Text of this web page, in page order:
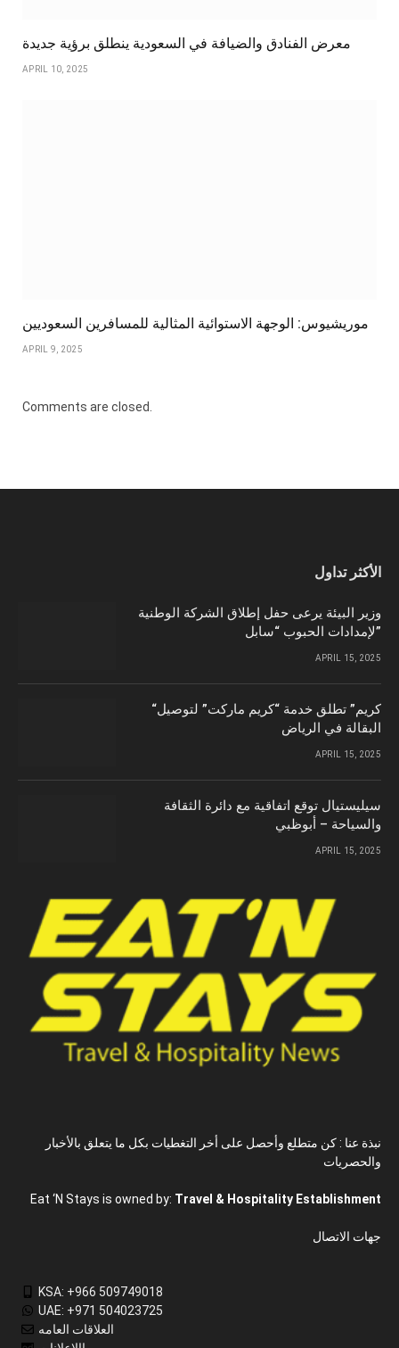
معرض الفنادق والضيافة في السعودية ينطلق برؤية جديدة
APRIL 10, 2025
موريشيوس: الوجهة الاستوائية المثالية للمسافرين السعوديين
APRIL 9, 2025
Comments are closed.
الأكثر تداول
وزير البيئة يرعى حفل إطلاق الشركة الوطنية
لإمدادات الحبوب “سابل”
APRIL 15, 2025
“كريم” تطلق خدمة “كريم ماركت” لتوصيل
البقالة في الرياض
APRIL 15, 2025
سيليستيال توقع اتفاقية مع دائرة الثقافة
والسياحة – أبوظبي
APRIL 15, 2025
نبذة عنا : كن متطلع وأحصل على أخر التغطيات بكل ما يتعلق بالأخبار
والحصريات
Eat ‘N Stays is owned by: Travel & Hospitality Establishment
جهات الاتصال
KSA: +966 509749018
UAE: +971 504023725
العلاقات العامه